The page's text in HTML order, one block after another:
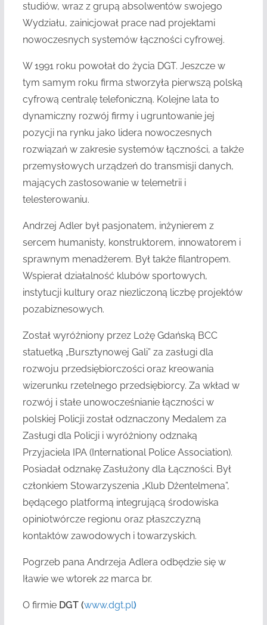
studiów, wraz z grupą absolwentów swojego
Wydziału, zainicjował prace nad projektami
nowoczesnych systemów łączności cyfrowej.
W 1991 roku powołał do życia DGT. Jeszcze w
tym samym roku firma stworzyła pierwszą polską
cyfrową centralę telefoniczną. Kolejne lata to
dynamiczny rozwój firmy i ugruntowanie jej
pozycji na rynku jako lidera nowoczesnych
rozwiązań w zakresie systemów łączności, a także
przemysłowych urządzeń do transmisji danych,
mających zastosowanie w telemetrii i
telesterowaniu.
Andrzej Adler był pasjonatem, inżynierem z
sercem humanisty, konstruktorem, innowatorem i
sprawnym menadżerem. Był także filantropem.
Wspierał działalność klubów sportowych,
instytucji kultury oraz niezliczoną liczbę projektów
pozabiznesowych.
Został wyróżniony przez Lożę Gdańską BCC
statuetką „Bursztynowej Gali” za zasługi dla
rozwoju przedsiębiorczości oraz kreowania
wizerunku rzetelnego przedsiębiorcy. Za wkład w
rozwój i stałe unowocześnianie łączności w
polskiej Policji został odznaczony Medalem za
Zasługi dla Policji i wyróżniony odznaką
Przyjaciela IPA (International Police Association).
Posiadał odznakę Zasłużony dla Łączności. Był
członkiem Stowarzyszenia „Klub Dżentelmena”,
będącego platformą integrującą środowiska
opiniotwórcze regionu oraz płaszczyzną
kontaktów zawodowych i towarzyskich.
Pogrzeb pana Andrzeja Adlera odbędzie się w
Iławie we wtorek 22 marca br.
O firmie DGT (www.dgt.pl)